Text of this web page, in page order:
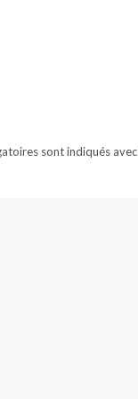
sont indiqués avec